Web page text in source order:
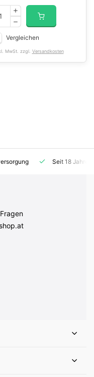
Vergleichen
MwSt. zzgl. Versandkosten
Seit 18